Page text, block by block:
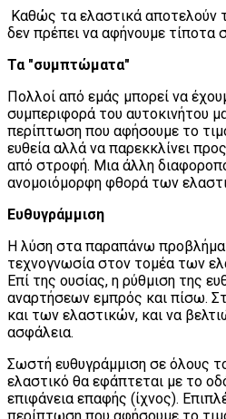
Καθώς τα ελαστικά αποτελούν
δεν πρέπει να αφήνουμε τίποτα
Τα "συμπτώματα"
Πολλοί από εμάς μπορεί να
συμπεριφορά του αυτοκινήτου
περίπτωση που αφήσουμε το
ευθεία αλλά να παρεκκλίνει
από στροφή. Μια άλλη
ανομοιόμορφη φθορά των
Ευθυγράμμιση
Η λύση στα παραπάνω
τεχνογνωσία στον τομέα των
Επί της ουσίας, η ρύθμιση της
αναρτήσεων εμπρός και πίσω.
και των ελαστικών, και να
ασφάλεια.
Σωστή ευθυγράμμιση σε όλους
ελαστικό θα εφάπτεται με το
επιφάνεια επαφής (ίχνος).